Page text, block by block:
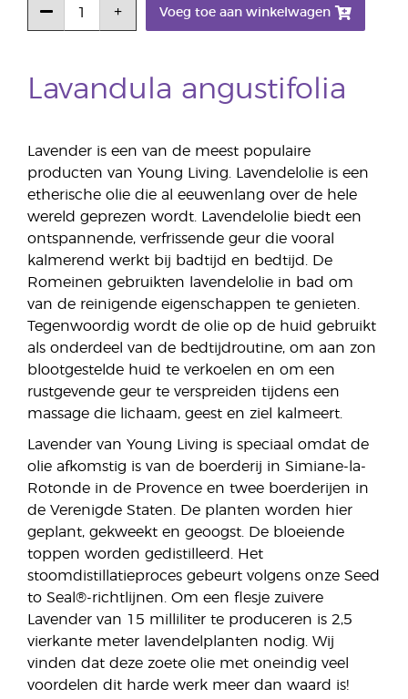
Lavandula angustifolia
Lavender is een van de meest populaire
producten van Young Living. Lavendelolie is een
etherische olie die al eeuwenlang over de hele
wereld geprezen wordt. Lavendelolie biedt een
ontspannende, verfrissende geur die vooral
kalmerend werkt bij badtijd en bedtijd. De
Romeinen gebruikten lavendelolie in bad om
van de reinigende eigenschappen te genieten.
Tegenwoordig wordt de olie op de huid gebruikt
als onderdeel van de bedtijdroutine, om aan zon
blootgestelde huid te verkoelen en om een
rustgevende geur te verspreiden tijdens een
massage die lichaam, geest en ziel kalmeert.
Lavender van Young Living is speciaal omdat de
olie afkomstig is van de boerderij in Simiane-la-
Rotonde in de Provence en twee boerderijen in
de Verenigde Staten. De planten worden hier
geplant, gekweekt en geoogst. De bloeiende
toppen worden gedistilleerd. Het
stoomdistillatieproces gebeurt volgens onze Seed
to Seal®-richtlijnen. Om een flesje zuivere
Lavender van 15 milliliter te produceren is 2,5
vierkante meter lavendelplanten nodig. Wij
vinden dat deze zoete olie met oneindig veel
voordelen dit harde werk meer dan waard is!
Voeg toe aan winkelwagen